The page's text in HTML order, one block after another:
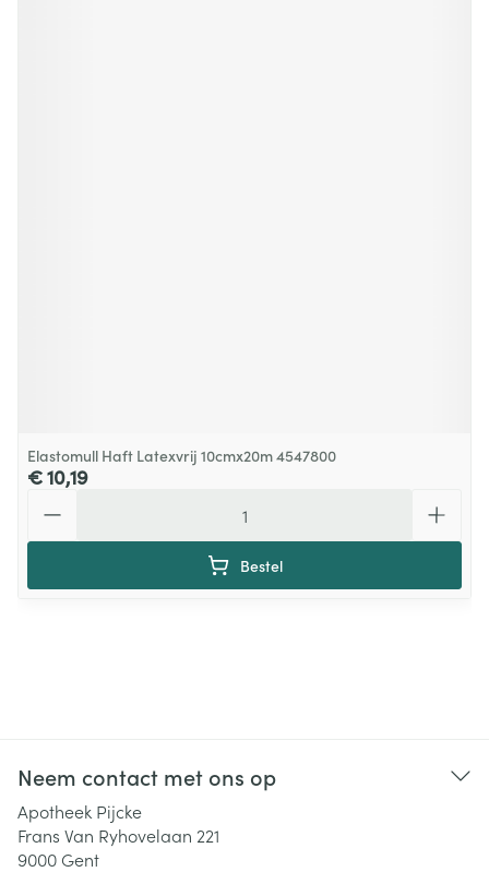
Elastomull Haft Latexvrij 10cmx20m 4547800
€ 10,19
Bestel
Neem contact met ons op
Apotheek Pijcke
Frans Van Ryhovelaan 221
9000 Gent